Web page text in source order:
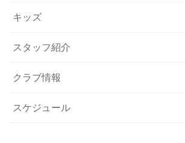
キッズ
スタッフ紹介
クラブ情報
スケジュール